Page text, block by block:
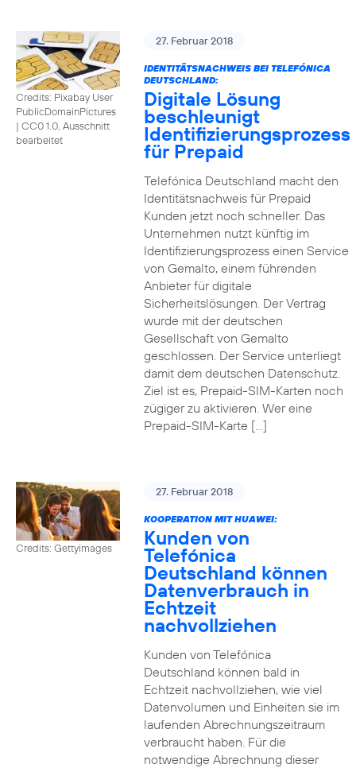
Credits: Pixabay User
PublicDomainPictures
| CC0 1.0, Ausschnitt
bearbeitet
27. Februar 2018
IDENTITÄTSNACHWEIS BEI TELEFÓNICA
DEUTSCHLAND:
Digitale Lösung
beschleunigt
Identifizierungsprozess
für Prepaid
Telefónica Deutschland macht den
Identitätsnachweis für Prepaid
Kunden jetzt noch schneller. Das
Unternehmen nutzt künftig im
Identifizierungsprozess einen Service
von Gemalto, einem führenden
Anbieter für digitale
Sicherheitslösungen. Der Vertrag
wurde mit der deutschen
Gesellschaft von Gemalto
geschlossen. Der Service unterliegt
damit dem deutschen Datenschutz.
Ziel ist es, Prepaid-SIM-Karten noch
zügiger zu aktivieren. Wer eine
Prepaid-SIM-Karte […]
Credits: Gettyimages
27. Februar 2018
KOOPERATION MIT HUAWEI:
Kunden von
Telefónica
Deutschland können
Datenverbrauch in
Echtzeit
nachvollziehen
Kunden von Telefónica
Deutschland können bald in
Echtzeit nachvollziehen, wie viel
Datenvolumen und Einheiten sie im
laufenden Abrechnungszeitraum
verbraucht haben. Für die
notwendige Abrechnung dieser